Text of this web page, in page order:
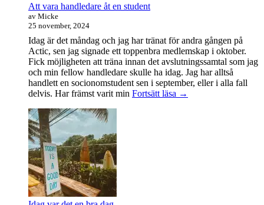
Att vara handledare åt en student
av Micke
25 november, 2024
Idag är det måndag och jag har tränat för andra gången på
Actic, sen jag signade ett toppenbra medlemskap i oktober.
Fick möjligheten att träna innan det avslutningssamtal som jag
och min fellow handledare skulle ha idag. Jag har alltså
handlett en socionomstudent sen i september, eller i alla fall
delvis. Har främst varit min Fortsätt läsa Att
→